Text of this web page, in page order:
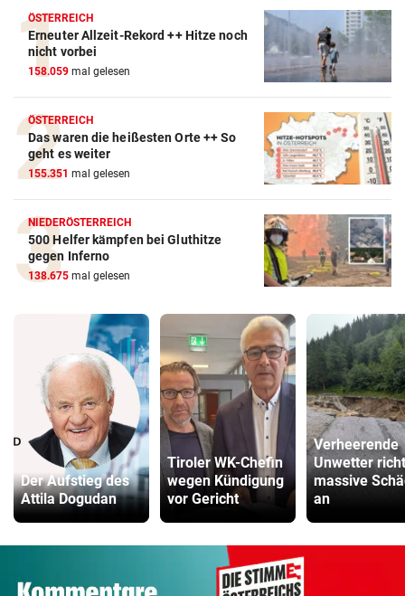
ÖSTERREICH
Erneuter Allzeit-Rekord ++ Hitze noch
nicht vorbei
158.059 mal gelesen
ÖSTERREICH
Das waren die heißesten Orte ++ So
geht es weiter
155.351 mal gelesen
NIEDERÖSTERREICH
500 Helfer kämpfen bei Gluthitze
gegen Inferno
138.675 mal gelesen
Der Aufstieg des
Attila Dogudan
Tiroler WK-Chefin
wegen Kündigung
vor Gericht
Verheerende
Unwetter
massive
an